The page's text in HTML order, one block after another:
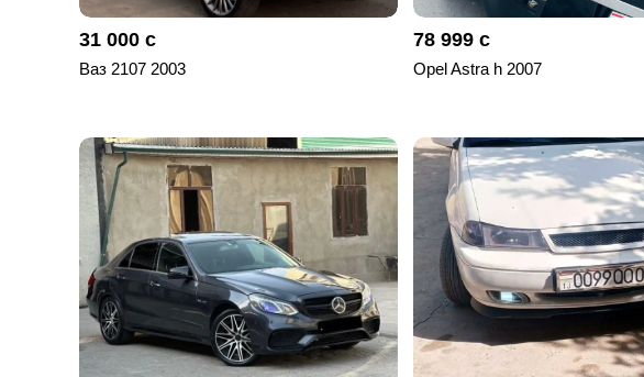
31 000 с
Ваз 2107 2003
78 999 с
Opel Astra h 2007